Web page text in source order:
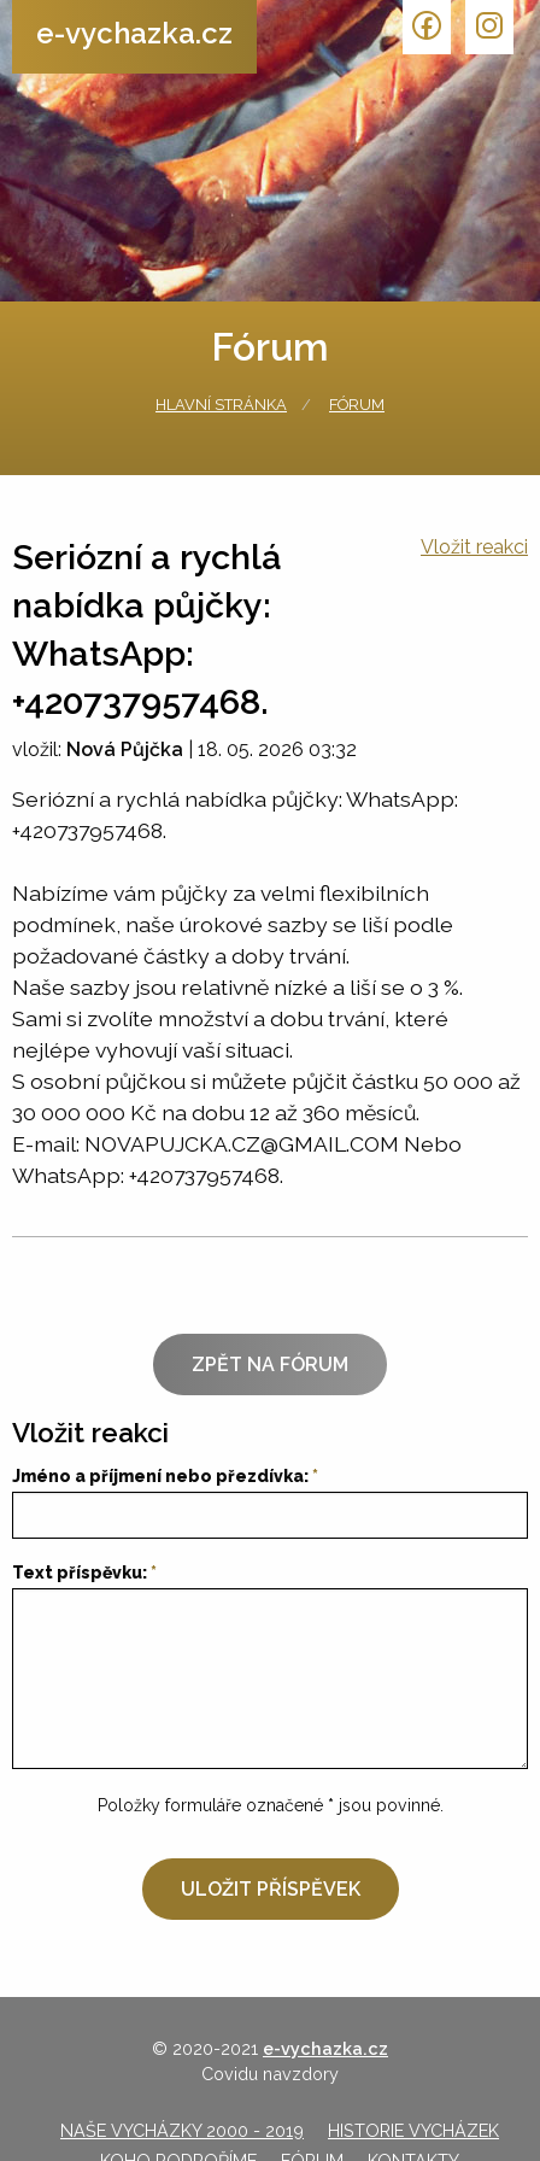
e-vychazka.cz
Fórum
HLAVNÍ STRÁNKA FÓRUM
Seriózní a rychlá
nabídka půjčky:
WhatsApp:
+420737957468.
Vložit reakci
vložil: Nová Půjčka 18. 05. 2026 03:32
Seriózní a rychlá nabídka půjčky: WhatsApp:
+420737957468.
Nabízíme vám půjčky za velmi flexibilních
podmínek, naše úrokové sazby se liší podle
požadované částky a doby trvání.
Naše sazby jsou relativně nízké a liší se o 3 %.
Sami si zvolíte množství a dobu trvání, které
nejlépe vyhovují vaší situaci.
S osobní půjčkou si můžete půjčit částku 50 000 až
30 000 000 Kč na dobu 12 až 360 měsíců.
E-mail: NOVAPUJCKA.CZ@GMAIL.COM Nebo
WhatsApp: +420737957468.
ZPĚT NA FÓRUM
Vložit reakci
Jméno a příjmení nebo přezdívka:
Text příspěvku:
Položky formuláře označené * jsou povinné.
© 2020-2021 e-vychazka.cz
Covidu navzdory
NAŠE VYCHÁZKY 2000 - 2019
HISTORIE VYCHÁZEK